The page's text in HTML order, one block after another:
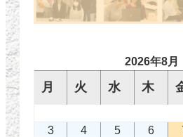
2026年8月
月 火 水 木
3
4 5 6